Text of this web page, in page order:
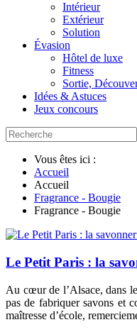
Intérieur
Extérieur
Solution
Évasion
Hôtel de luxe
Fitness
Sortie,
Idées & Astuces
Jeux concours
Vous êtes ici :
Accueil
Accueil
Fragrance - Bougie
Fragrance - Bougie
Le Petit Paris : la
Au cœur de l’Alsace, dans
pas de fabriquer savons et
maîtresse d’école,